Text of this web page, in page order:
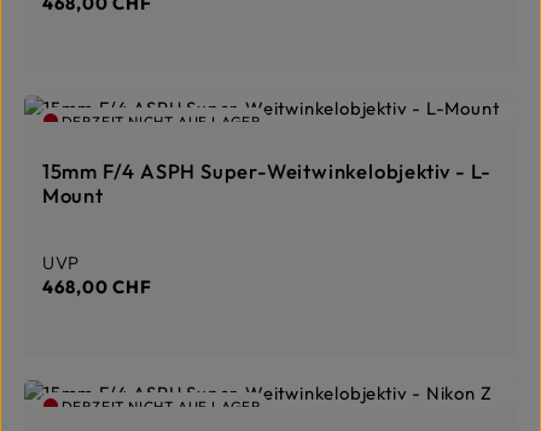
DERZEIT NICHT AUF LAGER
15mm F/4 ASPH Super-Weitwinkelobjektiv - L-
Mount
Regulärer Preis:
UVP
468,00 CHF
DERZEIT NICHT AUF LAGER